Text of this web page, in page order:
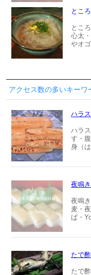
とこ
とこ
心太
やオ
アクセス数の多いキーワ
ハラス
ハラ
す・
身（
夜鳴
夜鳴
麦・
ば・
たで酢
たで